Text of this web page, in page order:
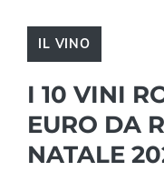
IL VINO
I 10 VINI
EURO DA
NATALE